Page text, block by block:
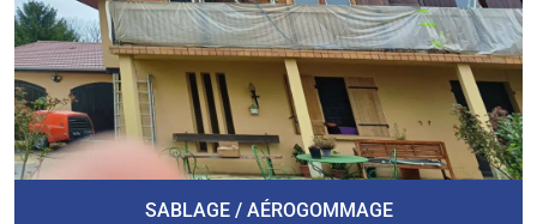
SABLAGE / AÉROGOMMAGE